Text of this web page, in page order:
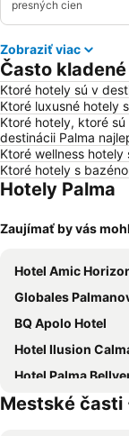
presných cien
Zobraziť viac
Často
Ktoré hotely sú v
Ktoré luxusné hotely
Ktoré hotely, ktoré
destinácii Palma
Ktoré wellness hotely
Ktoré hotely s
Hotely Palma
Zaujímať by vás
Hotel Amic
Globales
BQ Apolo Hotel
Hotel Ilusion
Hotel Palma Bellver
Sol Palmanova
Mestské časti